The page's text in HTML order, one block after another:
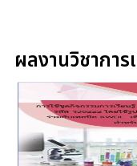
ผลงานวิชาการ